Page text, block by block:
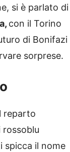
si è parlato di
con il Torino
di Bonifazi
sorprese.
reparto
rossoblu
spicca il nome